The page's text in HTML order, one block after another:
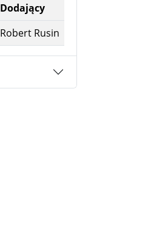
Dodający
Robert Rusin